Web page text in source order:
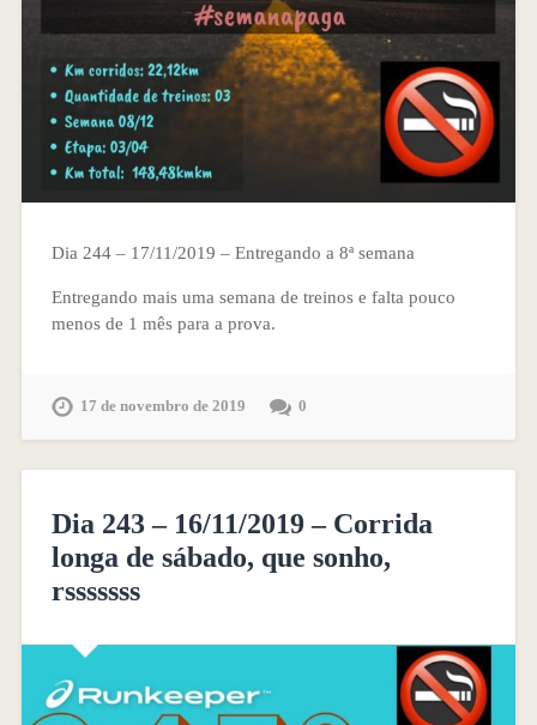
Dia 244 – 17/11/2019 – Entregando a 8ª semana
Entregando mais uma semana de treinos e falta pouco
menos de 1 mês para a prova.
17 de novembro de 2019 0
Dia 243 – 16/11/2019 – Corrida
longa de sábado, que sonho,
rsssssss